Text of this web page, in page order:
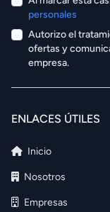
personales
Autorizo el
ofertas y
empresa.
ENLACES ÚTILES
Inicio
Nosotros
Empresas